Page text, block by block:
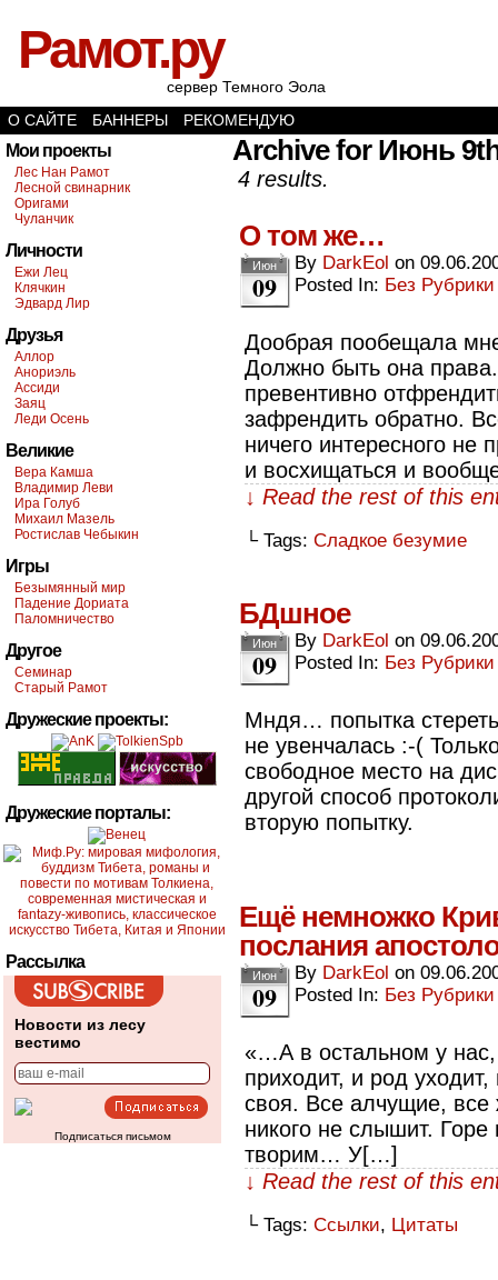
Рамот.ру
сервер Темного Эола
О САЙТЕ
БАННЕРЫ РЕКОМЕНДУЮ
Мои проекты
Лес Нан Рамот
Лесной свинарник
Оригами
Чуланчик
Личности
Ежи Лец
Клячкин
Эдвард Лир
Друзья
Аллор
Анориэль
Ассиди
Заяц
Леди Осень
Великие
Вера Камша
Владимир Леви
Ира Голуб
Михаил Мазель
Ростислав Чебыкин
Игры
Безымянный мир
Падение Дориата
Паломничество
Другое
Семинар
Старый Рамот
Дружеские проекты:
Дружеские порталы:
Рассылка
Новости из лесу
вестимо
Подписаться письмом
Archive for Июнь
4 results.
О том же…
Июн
09
By DarkEol on
Posted In: Без Рубрики
Дообрая пообещала
Должно быть она
превентивно
зафрендить обратно.
ничего интересного не
и восхищаться и
↓ Read the rest of this
└ Tags: Сладкое безумие
БДшное
Июн
09
By DarkEol on
Posted In: Без Рубрики
Мндя… попытка
не увенчалась :-(
свободное место на
другой способ
вторую попытку.
Ещё немножко
послания
Июн
09
By DarkEol on
Posted In: Без Рубрики
«…А в остальном у
приходит, и род
своя. Все алчущие,
никого не слышит.
творим… У[…]
↓ Read the rest of this
└ Tags: Ссылки, Цитаты